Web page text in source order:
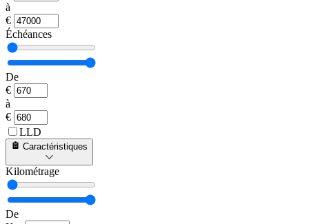
à
€
Échéances
De
€
à
€
LLD
Caractéristiques
Kilométrage
De